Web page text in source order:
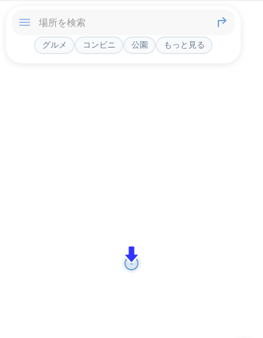
グルメ コンビニ 公園 もっと見る